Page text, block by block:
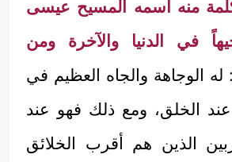
منه اسمه المسيح عيسى
في الدنيا والآخرة ومن
له الوجاهة والجاه العظيم في
عند الخلق، ومع ذلك فهو عند
الذين هم أقرب الخلائق